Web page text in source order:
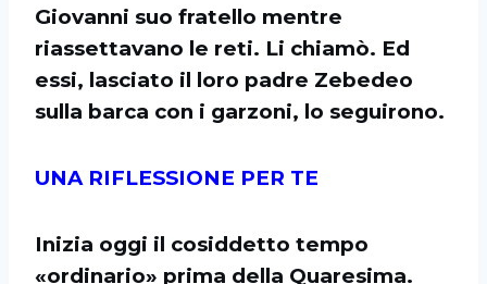
Giovanni suo fratello mentre
riassettavano le reti. Li chiamò. Ed
essi, lasciato il loro padre Zebedeo
sulla barca con i garzoni, lo seguirono.
UNA RIFLESSIONE PER TE
Inizia oggi il cosiddetto tempo
«ordinario» prima della Quaresima.